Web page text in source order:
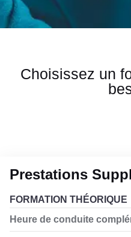
Choisissez un
Prestations
FORMATION THÉORIQUE
Heure de conduite